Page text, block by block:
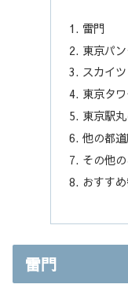
雷門
東京パ
スカイ
東京タ
東京駅
他の都
その他
おすす
雷門